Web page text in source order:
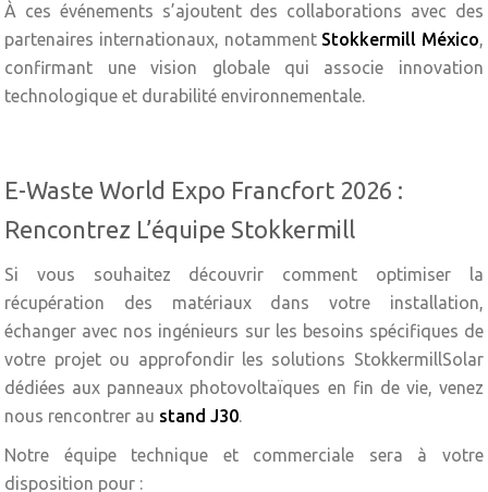
À ces événements s’ajoutent des collaborations avec des
partenaires internationaux, notamment Stokkermill México,
confirmant une vision globale qui associe innovation
technologique et durabilité environnementale.
E-Waste World Expo Francfort 2026 :
Rencontrez L’équipe Stokkermill
Si vous souhaitez découvrir comment optimiser la
récupération des matériaux dans votre installation,
échanger avec nos ingénieurs sur les besoins spécifiques de
votre projet ou approfondir les solutions StokkermillSolar
dédiées aux panneaux photovoltaïques en fin de vie, venez
nous rencontrer au stand J30.
Notre équipe technique et commerciale sera à votre
disposition pour :